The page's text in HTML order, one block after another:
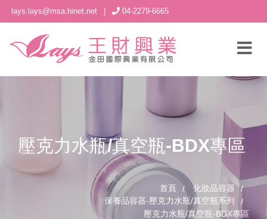
lays.lays@msa.hinet.net 04-2279-6665
壓克力水瓶/真空瓶-BDX專區
首頁
化妝品容器
保養品容器-壓克力水瓶/真空瓶系列
壓克力水瓶/真空瓶-BDX專區